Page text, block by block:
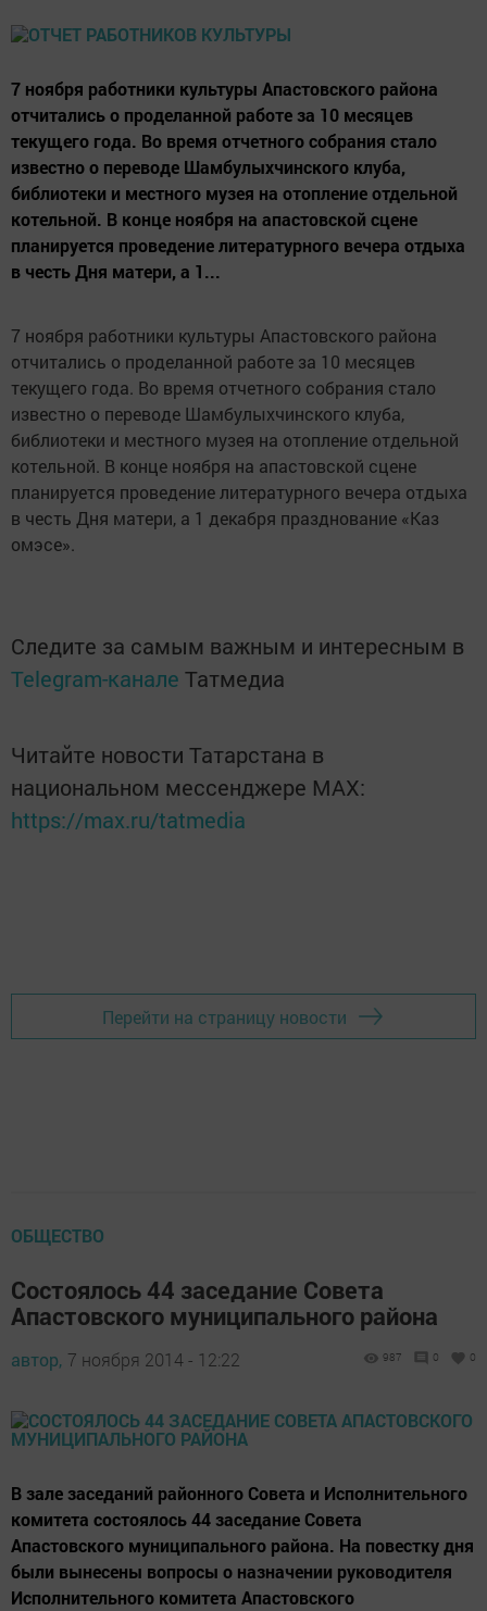
7 ноября работники культуры Апастовского района
отчитались о проделанной работе за 10 месяцев
текущего года. Во время отчетного собрания стало
известно о переводе Шамбулыхчинского клуба,
библиотеки и местного музея на отопление отдельной
котельной. В конце ноября на апастовской сцене
планируется проведение литературного вечера отдыха
в честь Дня матери, а 1...
7 ноября работники культуры Апастовского района
отчитались о проделанной работе за 10 месяцев
текущего года. Во время отчетного собрания стало
известно о переводе Шамбулыхчинского клуба,
библиотеки и местного музея на отопление отдельной
котельной. В конце ноября на апастовской сцене
планируется проведение литературного вечера отдыха
в честь Дня матери, а 1 декабря празднование «Каз
омэсе».
Следите за самым важным и интересным в
Telegram-канале Татмедиа
Читайте новости Татарстана в
национальном мессенджере MАХ:
https://max.ru/tatmedia
Перейти на страницу новости
ОБЩЕСТВО
Состоялось 44 заседание Совета
Апастовского муниципального района
автор, 7 ноября 2014 - 12:22 987 0 0
В зале заседаний районного Совета и Исполнительного
комитета состоялось 44 заседание Совета
Апастовского муниципального района. На повестку дня
были вынесены вопросы о назначении руководителя
Исполнительного комитета Апастовского